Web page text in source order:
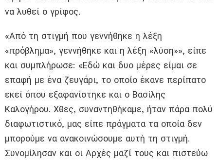
να λυθεί ο γρίφος.
«Από τη στιγμή που γεννήθηκε η λέξη
«πρόβλημα», γεννήθηκε και η λέξη «λύση»», είπε
και συμπλήρωσε: «Εδώ και δυο μέρες είμαι σε
επαφή με ένα ζευγάρι, το οποίο έκανε περίπατο
εκεί όπου εξαφανίστηκε και ο Βασίλης
Καλογήρου. Χθες, συναντηθήκαμε, ήταν πάρα πολύ
διαφωτιστικό, μας είπε πράγματα τα οποία δεν
μπορούμε να ανακοινώσουμε αυτή τη στιγμή.
Συνομίλησαν και οι Αρχές μαζί τους και πιστεύω